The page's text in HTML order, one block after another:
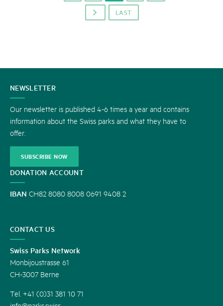
p LAST
CONTACT
US
NEWSLETTER
Our newsletter is published 4-6 times a year and contains
information about the Swiss parks and what they have to
offer.
SUBSCRIBE NOW
DONATION ACCOUNT
IBAN CH82 8080 8008 0691 9408 2
CONTACT US
Swiss Parks Network
Monbijoustrasse 61
CH-3007 Berne
Tel. +41 (0)31 381 10 71